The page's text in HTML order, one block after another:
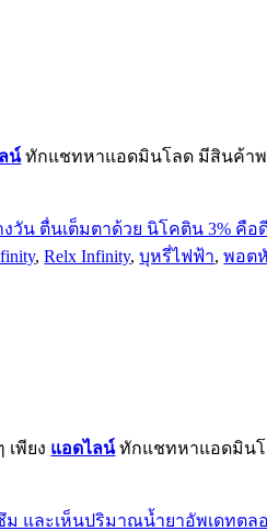
น์ทักแชทหาแอดมินโลด มีสินค้า
,Relx Infinity,บุหรี่ไฟฟ้า,พอต
พียง แอดไลน์ทักแชทหาแอดมินโ